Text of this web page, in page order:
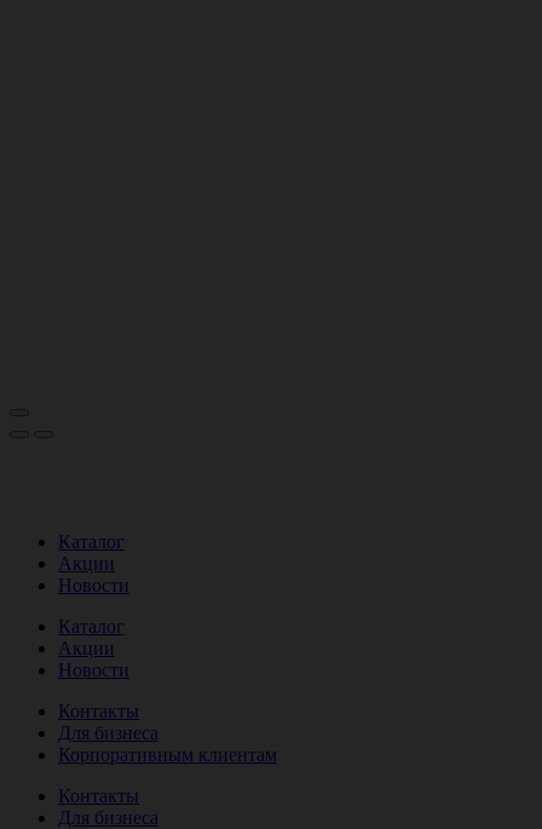
Каталог
Акции
Новости
Каталог
Акции
Новости
Контакты
Для бизнеса
Корпоративным клиентам
Контакты
Для бизнеса